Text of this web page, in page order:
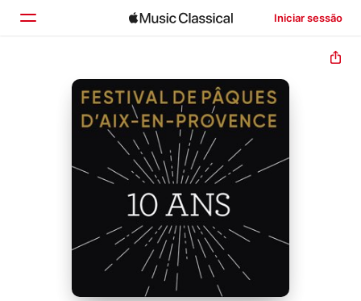
Iniciar sessão
Início
Explorar